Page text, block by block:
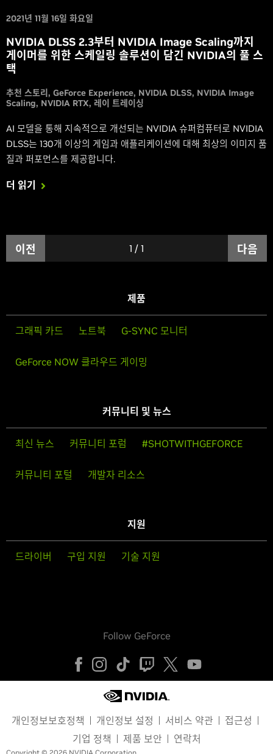
2021년 11월 16일 화요일
NVIDIA DLSS 2.3부터 NVIDIA Image Scaling까지
게이머를 위한 스케일링 솔루션이 담긴 NVIDIA의 풀 스
택
추천 스토리 GeForce Experience NVIDIA DLSS NVIDIA Image
Scaling NVIDIA RTX 레이 트레이싱
AI 모델을 통해 지속적으로 개선되는 NVIDIA 슈퍼컴퓨터로 NVIDIA
DLSS는 130개 이상의 게임과 애플리케이션에 대해 최상의 이미지 품
질과 퍼포먼스를 제공합니다.
더 읽기
이전 1 / 1 다음
제품
그래픽 카드 노트북 G-SYNC 모니터
GeForce NOW 클라우드 게이밍
커뮤니티 및 뉴스
최신 뉴스 커뮤니티 포럼 #SHOTWITHGEFORCE
커뮤니티 포털 개발자 리소스
지원
드라이버 구입 지원 기술 지원
Follow GeForce
개인정보보호정책 개인정보 설정 서비스 약관
접근성
기업 정책
제품 보안 연락처